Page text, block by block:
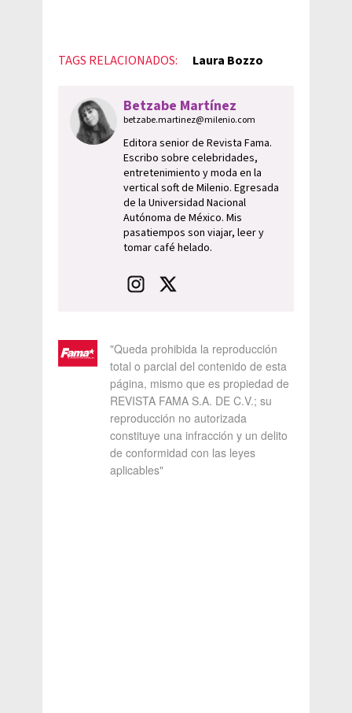
TAGS RELACIONADOS: Laura Bozzo
Betzabe Martínez
betzabe.martinez@milenio.com
Editora senior de Revista Fama.
Escribo sobre celebridades,
entretenimiento y moda en la
vertical soft de Milenio. Egresada
de la Universidad Nacional
Autónoma de México. Mis
pasatiempos son viajar, leer y
tomar café helado.
"Queda prohibida la reproducción
total o parcial del contenido de esta
página, mismo que es propiedad de
REVISTA FAMA S.A. DE C.V.; su
reproducción no autorizada
constituye una infracción y un delito
de conformidad con las leyes
aplicables"